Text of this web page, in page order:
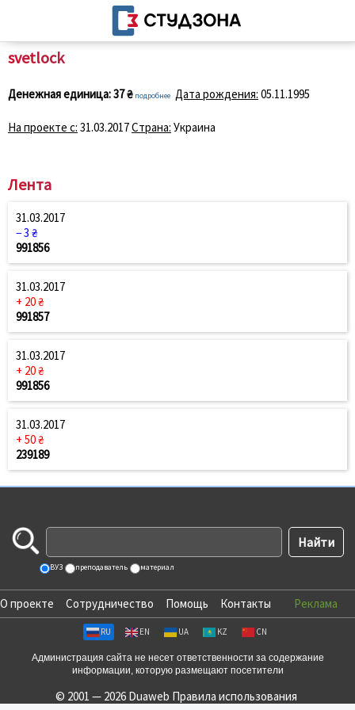
svetlock
Денежная единица:37 ₴ подробнее Дата рождения: 05.11.1995
На проекте с: 31.03.2017Страна: Украина
Лента
31.03.2017
− 3 ₴
991856
31.03.2017
+ 20 ₴
991857
31.03.2017
+ 20 ₴
991856
31.03.2017
+ 50 ₴
239189
ВУЗ преподаватель материал
О проекте Сотрудничество Помощь Контакты Реклама
RU EN UA KZ CN
Администрация сайта не несет ответственности за содержание
информации, которую размещают посетители
© 2001 — 2026 Duaweb Правила использования